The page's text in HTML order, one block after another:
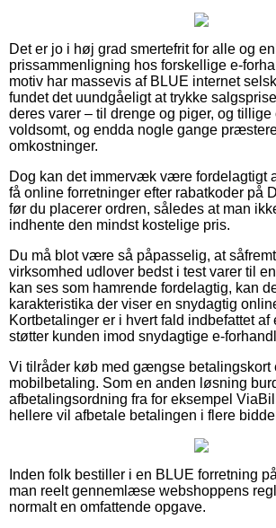
Det er jo i høj grad smertefrit for alle og
prissammenligning hos forskellige e-
motiv har massevis af BLUE internet
fundet det uundgåeligt at trykke
deres varer – til drenge og piger, og
voldsomt, og endda nogle gange
omkostninger.
Dog kan det immervæk være fordelagtigt
få online forretninger efter rabatkoder på
før du placerer ordren, således at man
indhente den mindst kostelige pris.
Du må blot være så påpasselig, at
virksomhed udlover bedst i test varer til
kan ses som hamrende fordelagtig, kan
karakteristika der viser en snydagtig
Kortbetalinger er i hvert fald indbefattet af
støtter kunden imod snydagtige e-
Vi tilråder køb med gængse betalingskort
mobilbetaling. Som en anden løsning
afbetalingsordning fra for eksempel
hellere vil afbetale betalingen i flere
Inden folk bestiller i en BLUE forretning
man reelt gennemlæse webshoppens
normalt en omfattende opgave.